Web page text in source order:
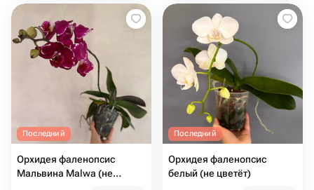
Последний
Орхидея фаленопсис
Мальвина Malwa (не
Последний
Орхидея фаленопсис
белый (не цветёт)